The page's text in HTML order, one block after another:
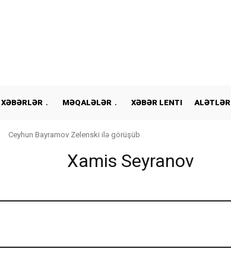
XƏBƏRLƏR MƏQALƏLƏR XƏBƏR LENTI ALƏTLƏR
Ceyhun Bayramov Zelenski ilə görüşüb
Xamis Seyranov